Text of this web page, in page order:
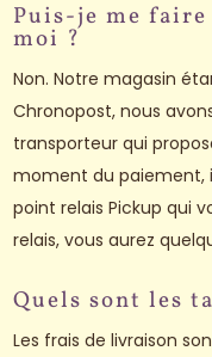
Puis-je me
moi ?
Non. Notre magasin
Chronopost, nous
transporteur qui
moment du paiement,
point relais Pickup qui
relais, vous aurez
Quels sont les
Les frais de livraison